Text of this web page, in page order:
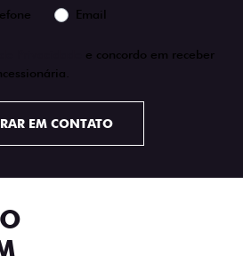
Email
e concordo em receber
EM CONTATO